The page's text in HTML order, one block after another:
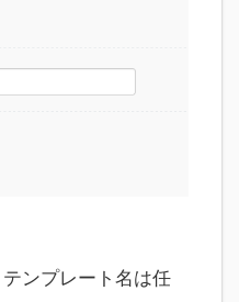
ンプレート名は任